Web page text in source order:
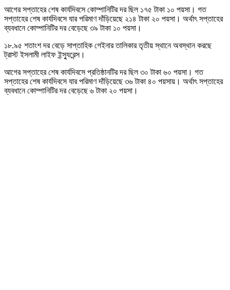
আগের সপ্তাহের শেষ কার্যদিবসে কোম্পানিটির দর ছিল ১৭৫ টাকা ১০ পয়সা। গত
সপ্তাহের শেষ কার্যদিবসে যার পরিমাণ দাঁড়িয়েছে ২১৪ টাকা ২০ পয়সা। অর্থাৎ সপ্তাহের
ব্যবধানে কোম্পানিটির দর বেড়েছে ৩৯ টাকা ১০ পয়সা।
১৮.৯৫ শতাংশ দর বেড়ে সাপ্তাহিক গেইনার তালিকার তৃতীয় স্থানে অবস্থান করছে
ট্রাস্ট ইসলামী লাইফ ইন্স্যুরেন্স।
আগের সপ্তাহের শেষ কার্যদিবসে প্রতিষ্ঠানটির দর ছিল ৩০ টাকা ৬০ পয়সা। গত
সপ্তাহের শেষ কার্যদিবসে যার পরিমাণ দাঁড়িয়েছে ৩৬ টাকা ৪০ পয়সায়। অর্থাৎ সপ্তাহের
ব্যবধানে কোম্পানিটির দর বেড়েছে ৬ টাকা ২০ পয়সা।